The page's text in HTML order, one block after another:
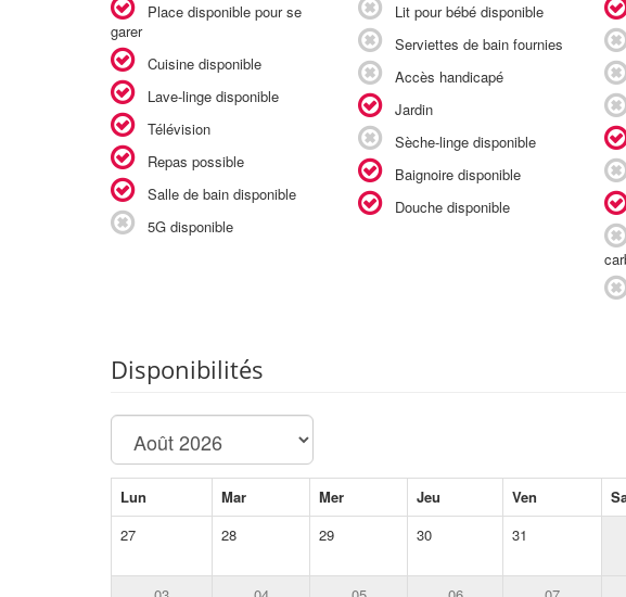
Place disponible pour se
garer
Cuisine disponible
Lave-linge disponible
Télévision
Repas possible
Salle de bain disponible
5G disponible
Lit pour bébé disponible
Serviettes de bain fournies
Accès handicapé
Jardin
Sèche-linge disponible
Baignoire disponible
Douche disponible
Disponibilités
Lun Mar Mer Jeu Ven
27
28 29 30 31